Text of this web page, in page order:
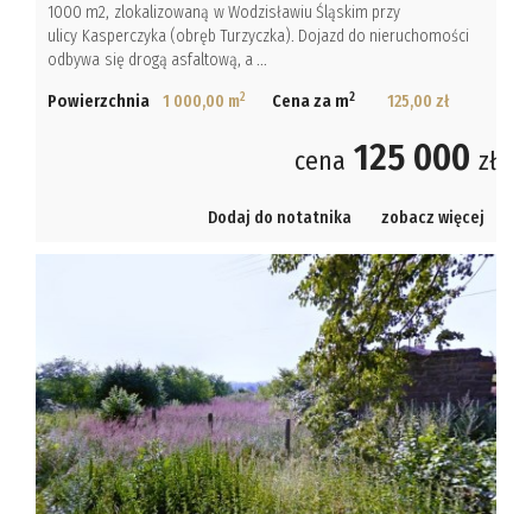
1000 m2, zlokalizowaną w Wodzisławiu Śląskim przy
ulicy Kasperczyka (obręb Turzyczka). Dojazd do nieruchomości
odbywa się drogą asfaltową, a ...
Powierzchnia 1 000,00 m2 Cena za m2 125,00 zł
cena 125 000 zł
Dodaj do notatnika zobacz więcej